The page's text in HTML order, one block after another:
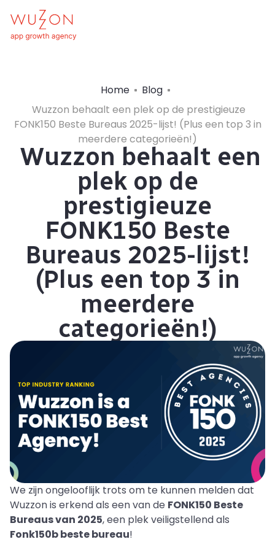
Home
Blog
Wuzzon behaalt een plek op de prestigieuze
FONK150 Beste Bureaus 2025-lijst! (Plus een top 3 in
meerdere categorieën!)
Wuzzon behaalt een
plek op de
prestigieuze
FONK150 Beste
Bureaus 2025-lijst!
(Plus een top 3 in
meerdere
categorieën!)
We zijn ongelooflijk trots om te kunnen melden dat
Wuzzon is erkend als een van de FONK150 Beste
Bureaus van 2025, een plek veiligstellend als
Fonk150b beste bureau!